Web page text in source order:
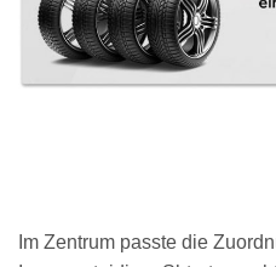
Im Zentrum passte die